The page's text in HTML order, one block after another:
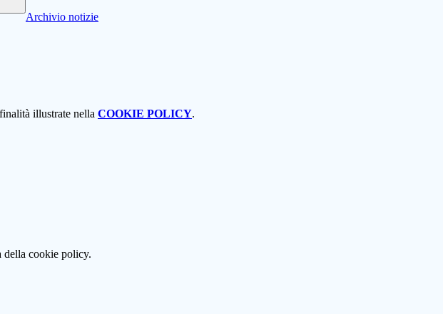
Archivio notizie
illustrate nella COOKIE POLICY.
della cookie policy.